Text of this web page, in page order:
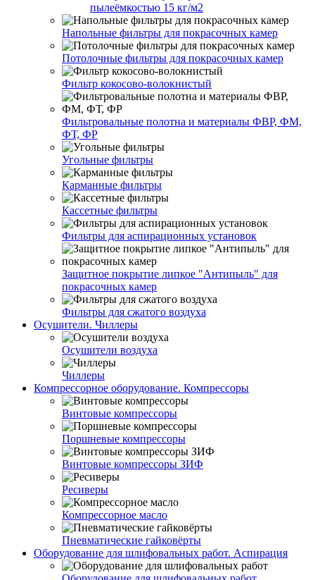
пылеёмкостью 15 кг/м2
Напольные фильтры для покрасочных камер
Потолочные фильтры для покрасочных камер
Фильтр кокосово-волокнистый
Фильтровальные полотна и материалы ФВР, ФМ,
ФТ, ФР
Угольные фильтры
Карманные фильтры
Кассетные фильтры
Фильтры для аспирационных установок
Защитное покрытие липкое "Антипыль" для
покрасочных камер
Фильтры для сжатого воздуха
Осушители. Чиллеры
Осушители воздуха
Чиллеры
Компрессорное оборудование. Компрессоры
Винтовые компрессоры
Поршневые компрессоры
Винтовые компрессоры ЗИФ
Ресиверы
Компрессорное масло
Пневматические гайковёрты
Оборудование для шлифовальных работ. Аспирация